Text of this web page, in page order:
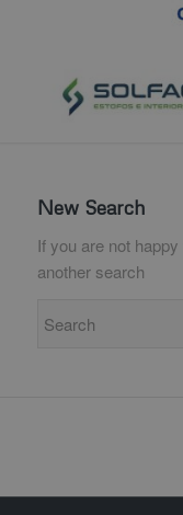
New Search
If you are not
another search